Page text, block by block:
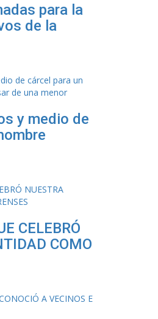
para la
de la
y medio de
CELEBRÓ
COMO